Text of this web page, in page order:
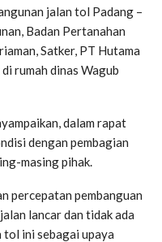
jalan tol Padang –
Badan Pertanahan
Satker, PT Hutama
rumah dinas Wagub
dalam rapat
dengan pembagian
masing pihak.
percepatan pembanguan
lancar dan tidak ada
tol ini sebagai upaya